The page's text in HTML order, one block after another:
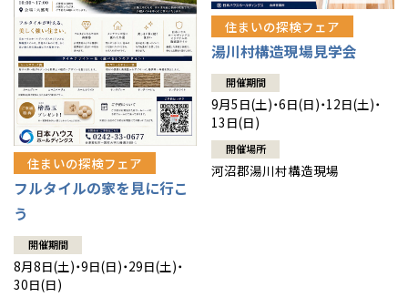
住まいの探検フェア
フルタイルの家を見に行こ
う
開催期間
8月8日(土)・9日(日)・29日(土)・
30日(日)
住まいの探検フェア
湯川村構造現場見学会
開催期間
9月5日(土)・6日(日)・12日(土)・
13日(日)
開催場所
河沼郡湯川村構造現場